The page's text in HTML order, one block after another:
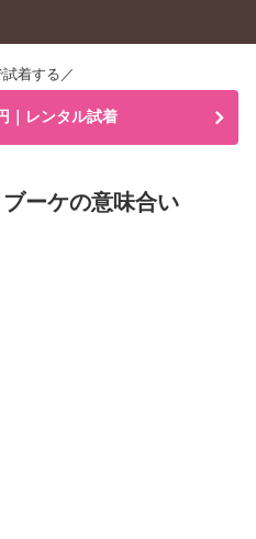
着する／
｜レンタル試着
ーケの意味合い